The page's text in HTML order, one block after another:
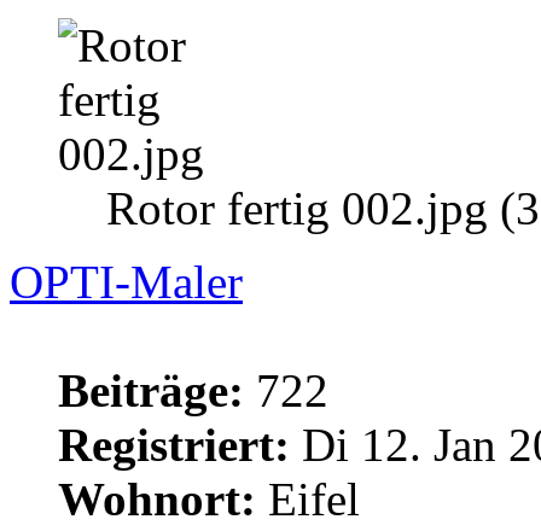
Rotor fertig 002.jpg
OPTI-Maler
Beiträge: 722
Registriert: Di 12. Jan
Wohnort: Eifel